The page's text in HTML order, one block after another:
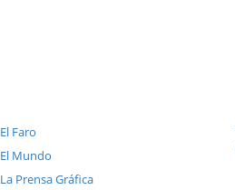
El Faro
El Mundo
La Prensa Gráfica